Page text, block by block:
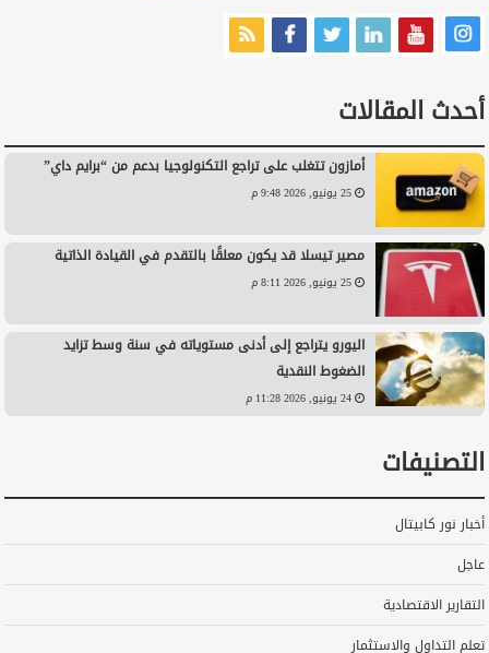
أحدث المقالات
أمازون تتغلب على تراجع التكنولوجيا بدعم من “برايم داي”
25 يونيو, 2026 9:48 م
مصير تيسلا قد يكون معلقًا بالتقدم في القيادة الذاتية
25 يونيو, 2026 8:11 م
اليورو يتراجع إلى أدنى مستوياته في سنة وسط تزايد
الضغوط النقدية
24 يونيو, 2026 11:28 م
التصنيفات
أخبار نور كابيتال
عاجل
التقارير الاقتصادية
تعلم التداول والاستثمار